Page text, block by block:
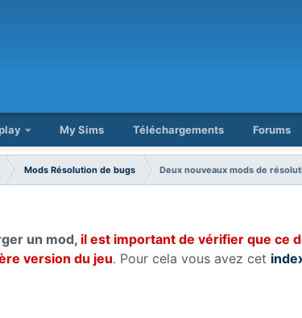
My Sims Téléchargements Forums
Mods Résolution de bugs Deux nouveaux mods de
un mod,il est important de vérifier que ce
version du jeu. Pour cela vous avez cet